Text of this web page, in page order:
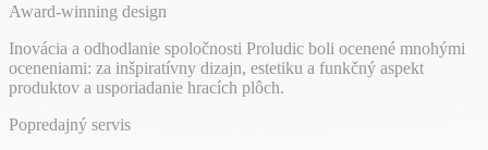
Award-winning design
Inovácia a odhodlanie spoločnosti Proludic boli ocenené mnohými
oceneniami: za inšpiratívny dizajn, estetiku a funkčný aspekt
produktov a usporiadanie hracích plôch.
Popredajný servis